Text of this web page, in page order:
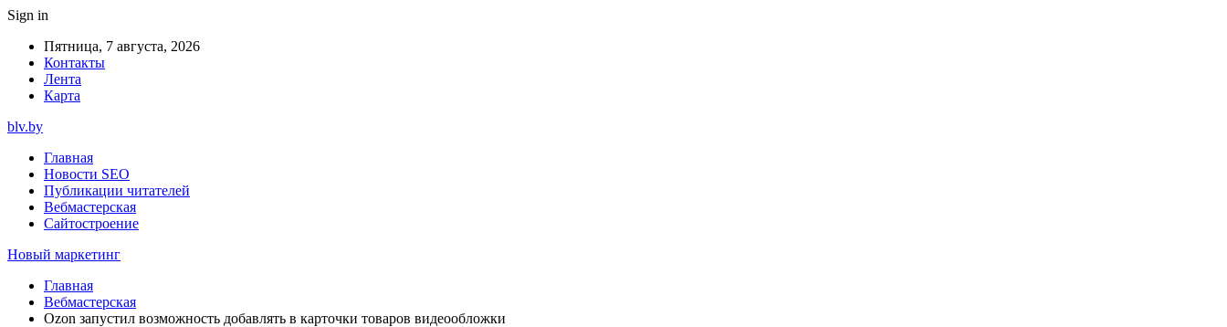
Sign in
Пятница, 7 августа, 2026
Контакты
Лента
Карта
blv.by
Главная
Новости SEO
Публикации читателей
Вебмастерская
Сайтостроение
Новый маркетинг
Главная
Вебмастерская
Ozon запустил возможность добавлять в карточки товаров видеообложки